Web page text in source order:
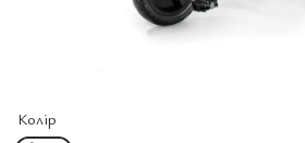
Колір